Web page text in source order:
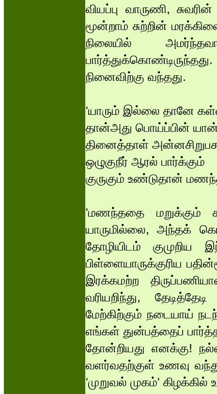
வியப்பு வாருணி,
மூன்றாம் சுற்றின்
நிலையில்
நினைவிற்கு வந்தது.
'யாரும் இல்லை தானே
தான்அது பொய்ப்பின்
தினைத்தாள்
ஒழுகுநீர் ஆரல் பார்க்கும்
குருகும் உண்டுதான்
'மணந்ததை மறுக்கும்
யாருமில்லை, அந்தக்
தோழியிடம்
பிள்ளையாருக்குரிய
இரக்கமற்ற
வரியறிந்து,
மேற்கிற்கும் நடையாய்
எங்கள் துன்பத்தைப்
தோன்றியது எனக்கு!
வளர்வதற்குள் உணவு
'முறுவல் முகம்' கிழக்கில்